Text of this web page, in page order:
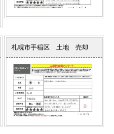
札幌市手稲区 土地 売却